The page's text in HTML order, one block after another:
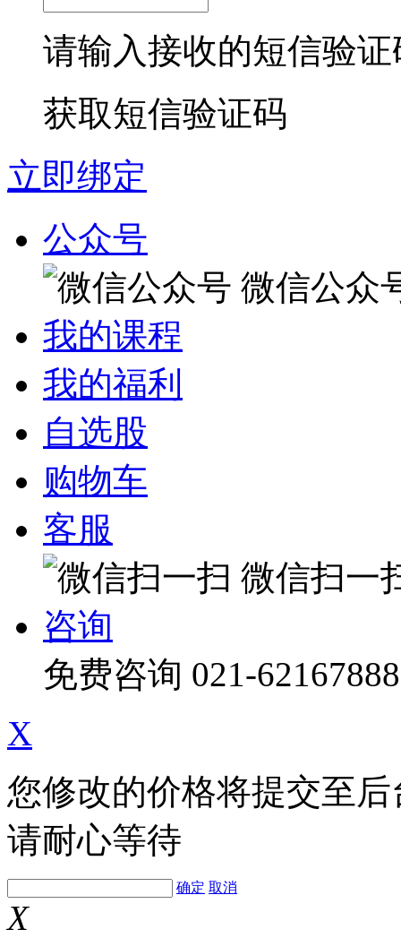
请输入接收的短信验证
获取短信验证码
立即绑定
公众号
微信公众
我的课程
我的福利
自选股
购物车
客服
微信扫一
咨询
免费咨询 021-62167888
X
您修改的价格将提交至
请耐心等待
确定 取消
X